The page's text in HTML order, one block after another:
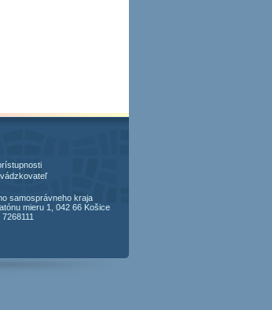
samosprávneho kraja
mieru 1, 042 66 Košice
7268111